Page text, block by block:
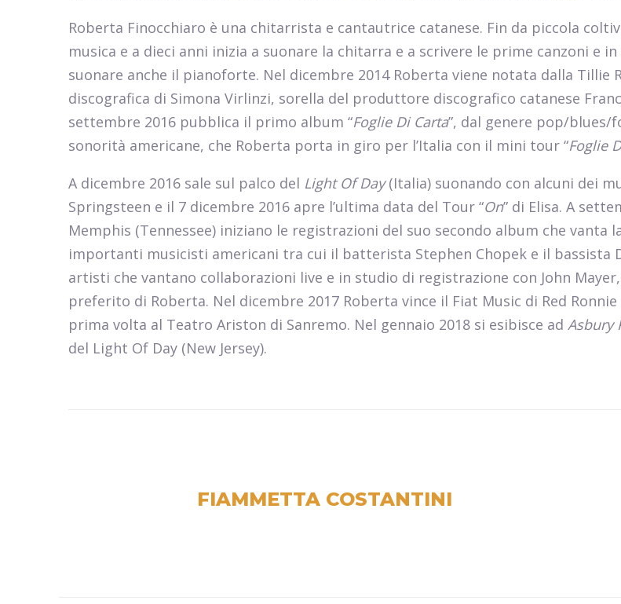
Roberta Finocchiaro è una chitarrista e cantautrice catanese. Fin da piccola
musica e a dieci anni inizia a suonare la chitarra e a scrivere le prime canzoni e
suonare anche il pianoforte. Nel dicembre 2014 Roberta viene notata dalla Tillie
discografica di Simona Virlinzi, sorella del produttore discografico catanese
settembre 2016 pubblica il primo album “Foglie Di Carta”, dal genere pop/blues/
sonorità americane, che Roberta porta in giro per l’Italia con il mini tour “Foglie
A dicembre 2016 sale sul palco del Light Of Day(Italia) suonando con alcuni dei
Springsteen e il 7 dicembre 2016 apre l’ultima data del Tour “On” di Elisa. A
Memphis (Tennessee) iniziano le registrazioni del suo secondo album che vanta
importanti musicisti americani tra cui il batterista Stephen Chopek e il bassista
artisti che vantano collaborazioni live e in studio di registrazione con John
preferito di Roberta. Nel dicembre 2017 Roberta vince il Fiat Music di Red
prima volta al Teatro Ariston di Sanremo. Nel gennaio 2018 si esibisce ad Asbury
del Light Of Day (New Jersey).
FIAMMETTA COSTANTINI